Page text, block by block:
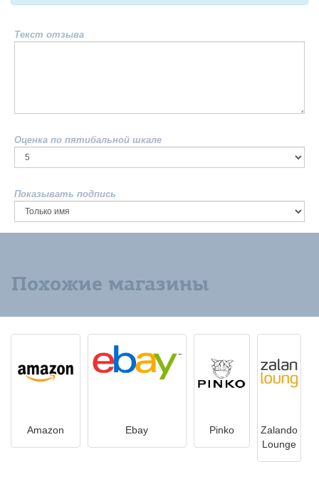
Текст отзыва
Оценка по пятибальной шкале
Показывать подпись
Похожие магазины
Amazon Ebay Pinko
Zalando
Lounge